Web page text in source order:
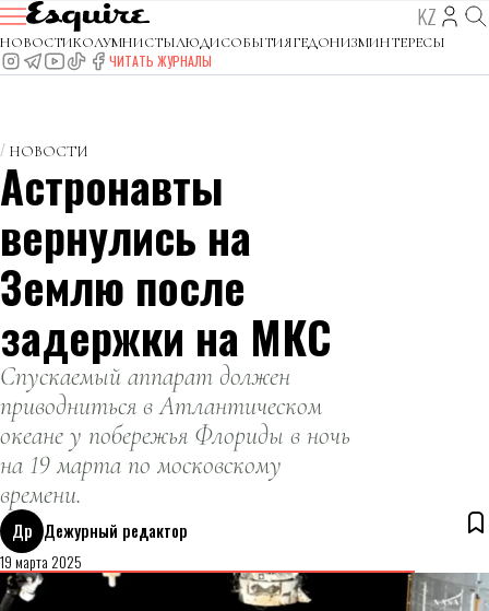
KZ
НОВОСТИКОЛУМНИСТЫЛЮДИСОБЫТИЯГЕДОНИЗМИНТЕРЕСЫ
ЧИТАТЬ ЖУРНАЛЫ
НОВОСТИ
Астронавты
вернулись на
Землю после
задержки на МКС
Спускаемый аппарат должен
приводниться в Атлантическом
океане у побережья Флориды в ночь
на 19 марта по московскому
времени.
Др Дежурный редактор
19 марта 2025